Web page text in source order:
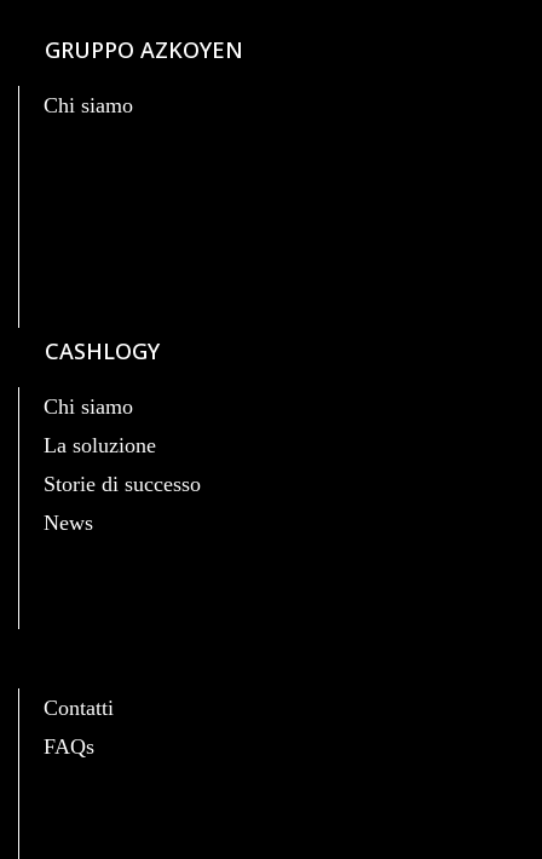
GRUPPO AZKOYEN
Chi siamo
CASHLOGY
Chi siamo
La soluzione
Storie di successo
News
Contatti
FAQs